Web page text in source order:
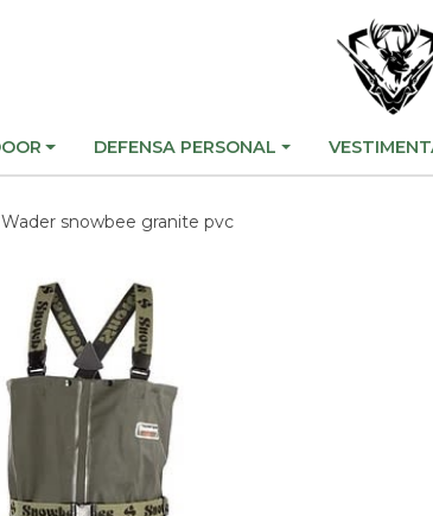
DEFENSA PERSONAL
Wader snowbee granite pvc